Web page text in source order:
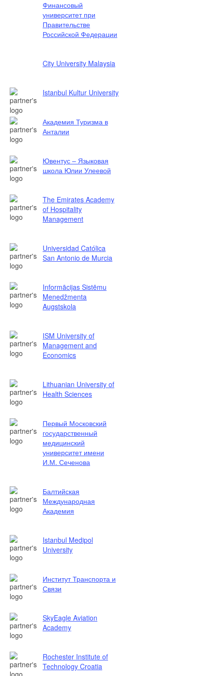
Финансовый
университет при
Правительстве
Российской Федерации
City University Malaysia
Istanbul Kultur University
Академия Туризма в
Анталии
Ювентус – Языковая
школа Юлии Улеевой
The Emirates Academy
of Hospitality
Management
Universidad Católica
San Antonio de Murcia
Informācijas Sistēmu
Menedžmenta
Augstskola
ISM University of
Management and
Economics
Lithuanian University of
Health Sciences
Первый Московский
государственный
медицинский
университет имени
И.М. Сеченова
Балтийская
Международная
Академия
Istanbul Medipol
University
Институт Транспорта и
Связи
SkyEagle Aviation
Academy
Rochester Institute of
Technology Croatia